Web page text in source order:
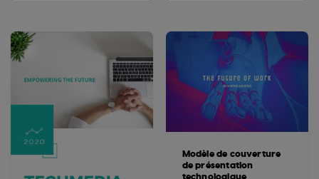
Modèle de couverture
de présentation
technologique